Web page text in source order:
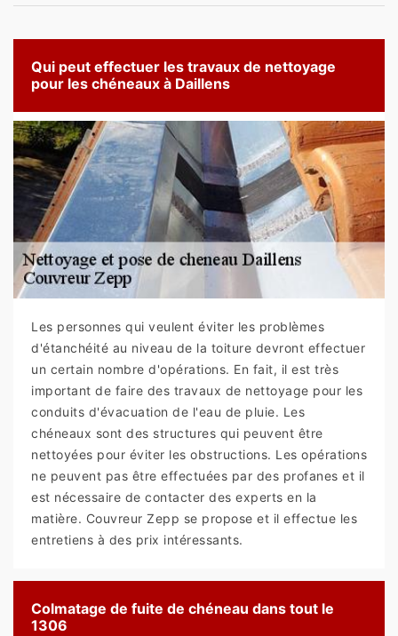
Qui peut effectuer les travaux de nettoyage
pour les chéneaux à Daillens
Les personnes qui veulent éviter les problèmes
d'étanchéité au niveau de la toiture devront effectuer
un certain nombre d'opérations. En fait, il est très
important de faire des travaux de nettoyage pour les
conduits d'évacuation de l'eau de pluie. Les
chéneaux sont des structures qui peuvent être
nettoyées pour éviter les obstructions. Les opérations
ne peuvent pas être effectuées par des profanes et il
est nécessaire de contacter des experts en la
matière. Couvreur Zepp se propose et il effectue les
entretiens à des prix intéressants.
Colmatage de fuite de chéneau dans tout le
1306